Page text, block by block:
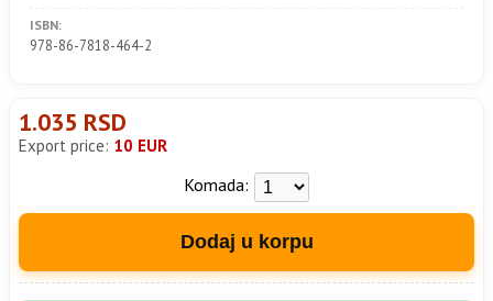
ISBN:
978-86-7818-464-2
1.035 RSD
Export price: 10 EUR
Komada:
Dodaj u korpu